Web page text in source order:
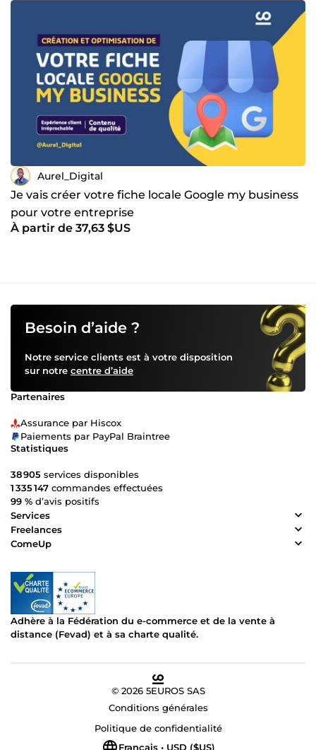
Aurel_Digital
Je vais créer votre fiche locale Google my business
pour votre entreprise
À partir de 37,63 $US
Besoin d’aide ?
Notre service clients est à votre disposition
sur notre centre d’aide
Partenaires
Assurance par Hiscox
Paiements par PayPal Braintree
Statistiques
38 905 services disponibles
1 335 147 commandes effectuées
99 % d’avis positifs
Services
Freelances
ComeUp
Adhère à la Fédération du e-commerce et de la vente à
distance (Fevad) et à sa charte qualité.
© 2026 5EUROS SAS
Conditions générales
Politique de confidentialité
Français • USD ($US)